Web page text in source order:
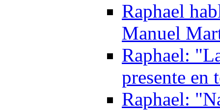
Raphael
Manuel
Raphael:
presente en
Raphael: